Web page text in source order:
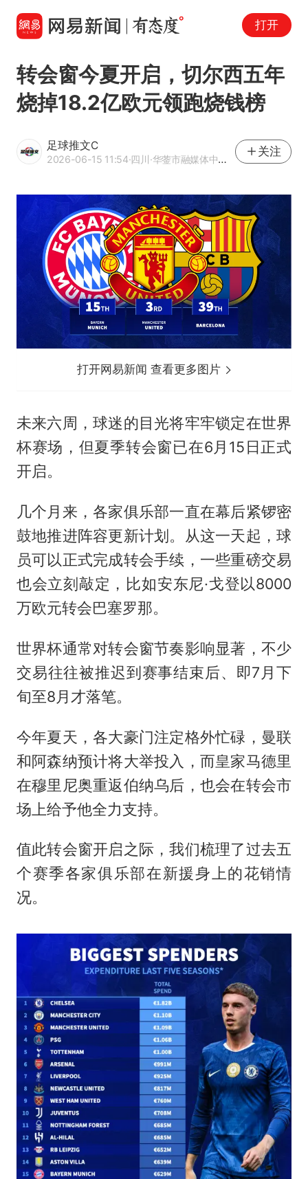
打开
转会窗今夏开启，切尔西五年
烧掉18.2亿欧元领跑烧钱榜
足球推文C
2026-06-15 11:54·四川·华蓥市融媒体中心记者
关注
打开网易新闻 查看更多图片
未来六周，球迷的目光将牢牢锁定在世界
杯赛场，但夏季转会窗已在6月15日正式
开启。
几个月来，各家俱乐部一直在幕后紧锣密
鼓地推进阵容更新计划。从这一天起，球
员可以正式完成转会手续，一些重磅交易
也会立刻敲定，比如安东尼·戈登以8000
万欧元转会巴塞罗那。
世界杯通常对转会窗节奏影响显著，不少
交易往往被推迟到赛事结束后、即7月下
旬至8月才落笔。
今年夏天，各大豪门注定格外忙碌，曼联
和阿森纳预计将大举投入，而皇家马德里
在穆里尼奥重返伯纳乌后，也会在转会市
场上给予他全力支持。
值此转会窗开启之际，我们梳理了过去五
个赛季各家俱乐部在新援身上的花销情
况。